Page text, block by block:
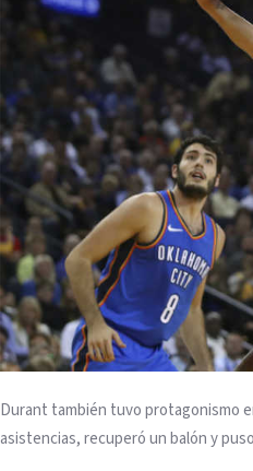
Durant también tuvo protagonismo
asistencias, recuperó un balón y puso